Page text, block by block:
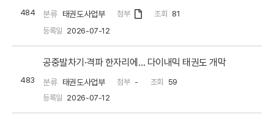
484 분류 태권도사업부 첨부 조회
81
등록일 2026-07-12
483 분류 태권도사업부
공중발차기·격파 한자리에… 다이내믹 태권도 개막
첨부 - 조회
59
등록일 2026-07-12